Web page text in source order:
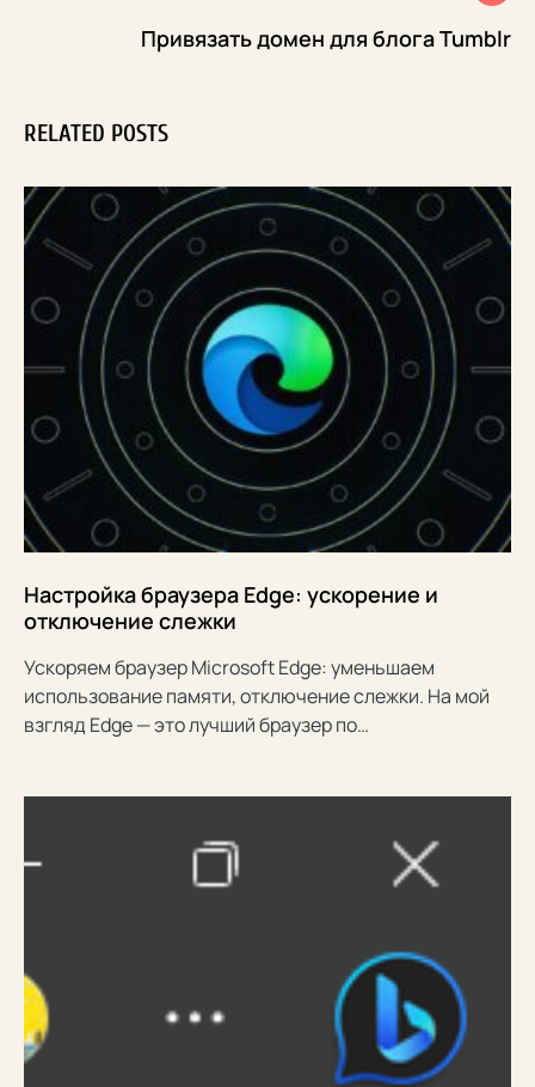
Привязать домен для блога Tumblr
RELATED POSTS
Настройка браузера Edge: ускорение и
отключение слежки
Ускоряем браузер Microsoft Edge: уменьшаем
использование памяти, отключение слежки. На мой
взгляд Edge — это лучший браузер по…